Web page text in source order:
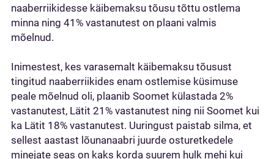
naaberriikidesse käibemaksu tõusu tõttu ostlema
minna ning 41% vastanutest on plaani valmis
mõelnud.
Inimestest, kes varasemalt käibemaksu tõusust
tingitud naaberriikides enam ostlemise küsimuse
peale mõelnud oli, plaanib Soomet külastada 2%
vastanutest, Lätit 21% vastanutest ning nii Soomet kui
ka Lätit 18% vastanutest. Uuringust paistab silma, et
sellest aastast lõunanaabri juurde osturetkedele
minejate seas on kaks korda suurem hulk mehi kui